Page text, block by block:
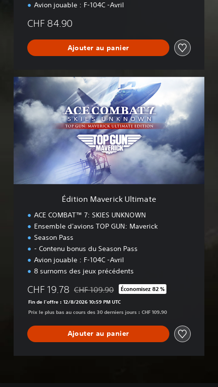
Avion jouable : F-104C -Avril
CHF 84.90
Ajouter au panier
d
i
t
M
r
Édition Maverick Ultimate
ACE COMBAT™ 7: SKIES UNKNOWN
Ensemble d'avions TOP GUN: Maverick
Season Pass
- Contenu bonus du Season Pass
Avion jouable : F-104C -Avril
8 surnoms des jeux précédents
CHF 19.78 Remise par rapport au prix d'origine de CHF
CHF 109.90 Économisez 82 %
Fin de l'offre : 12/8/2026 10:59 PM UTC
Prix le plus bas au cours des 30 derniers jours : CHF 109.90
Ajouter au panier